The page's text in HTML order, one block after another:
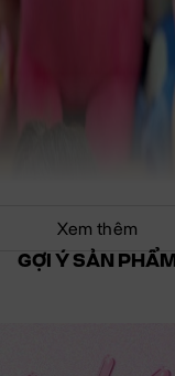
Xem thêm
GỢI Ý SẢN PHẨM